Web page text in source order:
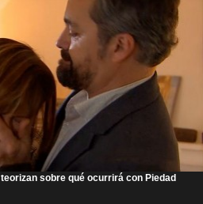
sobre qué ocurrirá con Piedad